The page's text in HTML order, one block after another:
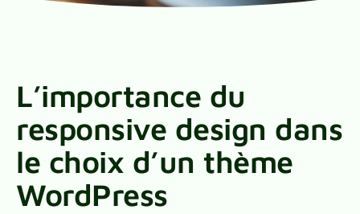
L’importance du
responsive design dans
le choix d’un thème
WordPress